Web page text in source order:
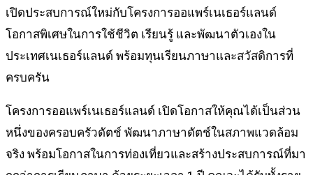
เปิดประสบการณ์ใหม่กับโครงการออแพร์เนเธอร์แลนด์
โอกาสพิเศษในการใช้ชีวิต เรียนรู้ และพัฒนาตัวเองใน
ประเทศเนเธอร์แลนด์ พร้อมทุนเรียนภาษาและสวัสดิการที่
ครบครัน
โครงการออแพร์เนเธอร์แลนด์ เปิดโอกาสให้คุณได้เป็นส่วน
หนึ่งของครอบครัวดัตช์ พัฒนาภาษาดัตช์ในสภาพแวดล้อม
จริง พร้อมโอกาสในการท่องเที่ยวและสร้างประสบการณ์ที่มา